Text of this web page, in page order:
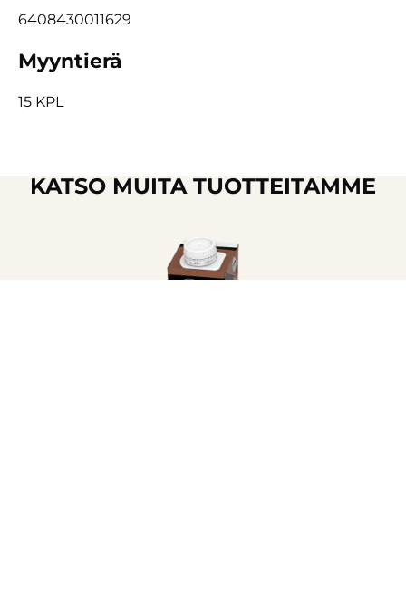
6408430011629
Myyntierä
15 KPL
KATSO MUITA TUOTTEITAMME